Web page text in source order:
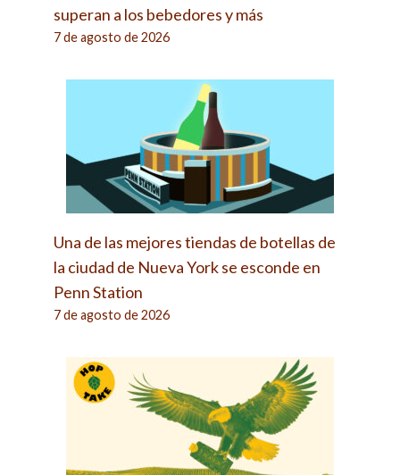
superan a los bebedores y más
7 de agosto de 2026
Una de las mejores tiendas de botellas de
la ciudad de Nueva York se esconde en
Penn Station
7 de agosto de 2026